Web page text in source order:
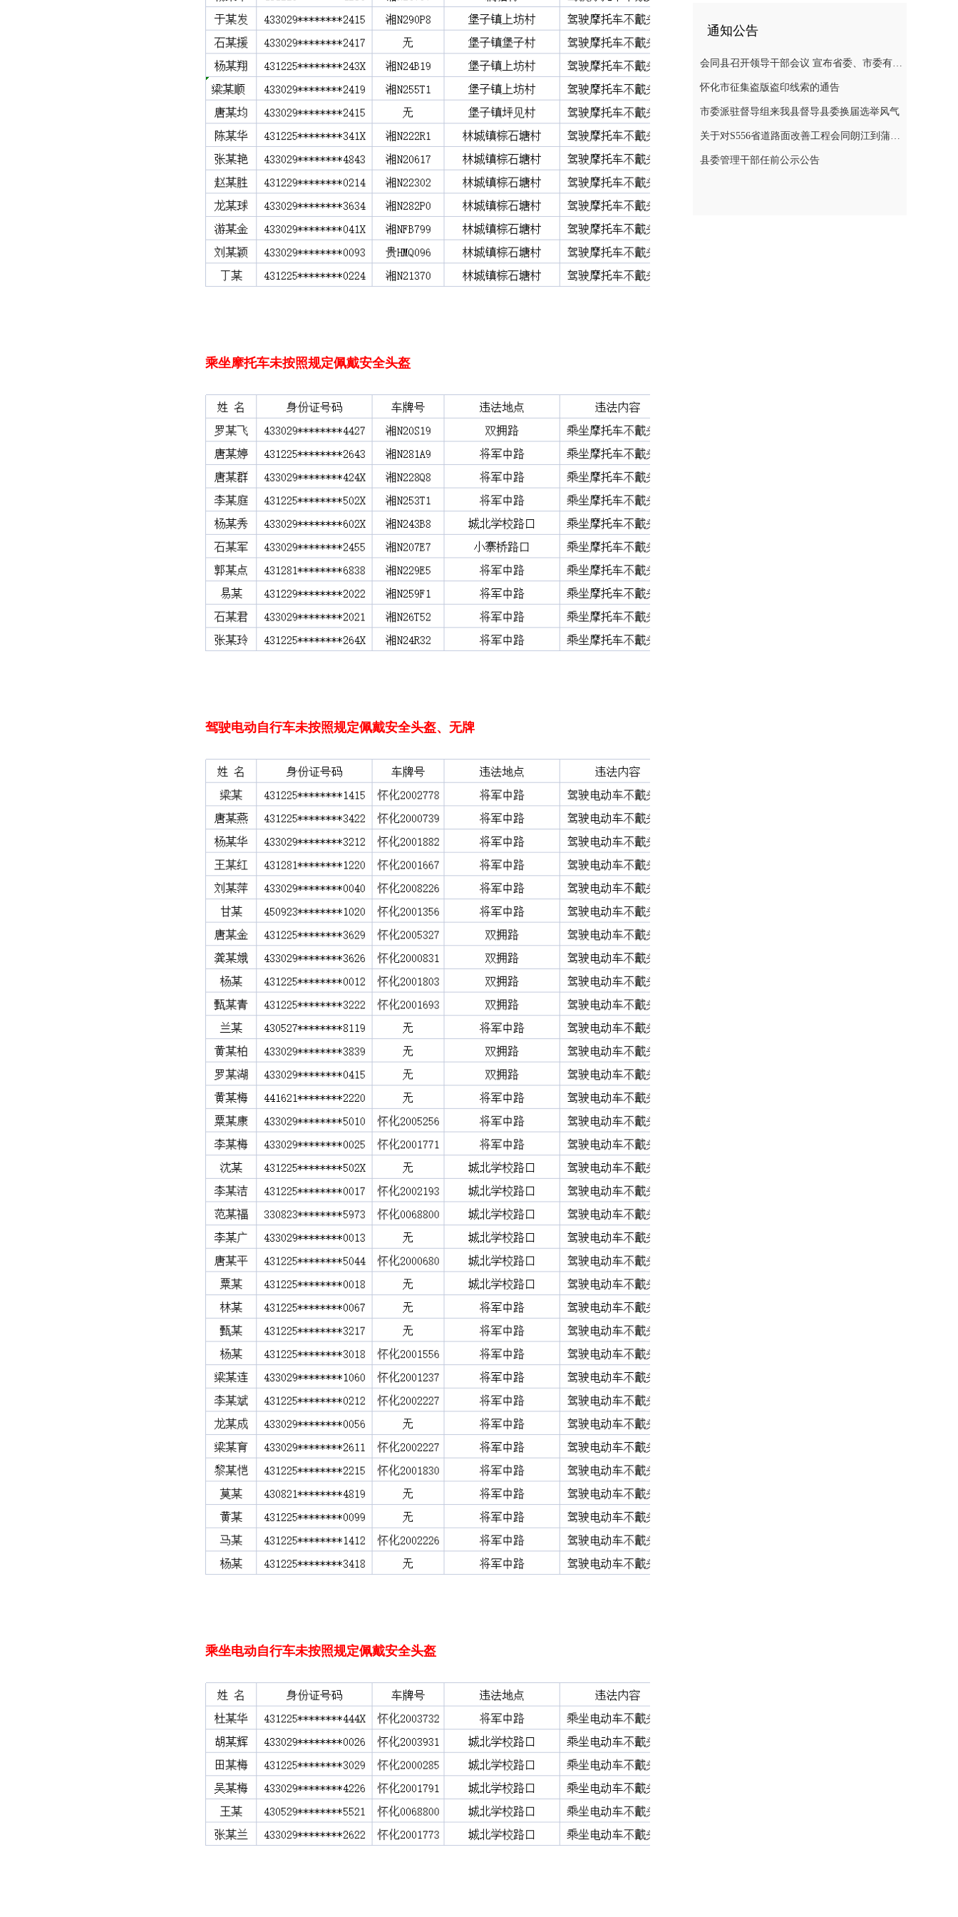
乘坐摩托车未按照规定佩戴安全头盔
驾驶电动自行车未按照规定佩戴安全头盔、无牌
乘坐电动自行车未按照规定佩戴安全头盔
通知公告
会同县召开领导干部会议 宣布省委、市委有关人事安排的决定
怀化市征集盗版盗印线索的通告
市委派驻督导组来我县督导县委换届选举风气
关于对S556省道路面改善工程会同朗江到蒲稳路段施工期间实行交通管制的通告
县委管理干部任前公示公告